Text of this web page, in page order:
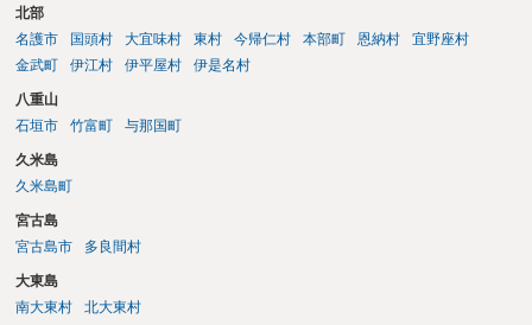
北部
名護市
国頭村 大宜味村 東村 今帰仁村 本部町 恩納村
宜野座村
金武町
伊江村 伊平屋村 伊是名村
八重山
石垣市
竹富町 与那国町
久米島
久米島町
宮古島
宮古島市
多良間村
大東島
南大東村
北大東村